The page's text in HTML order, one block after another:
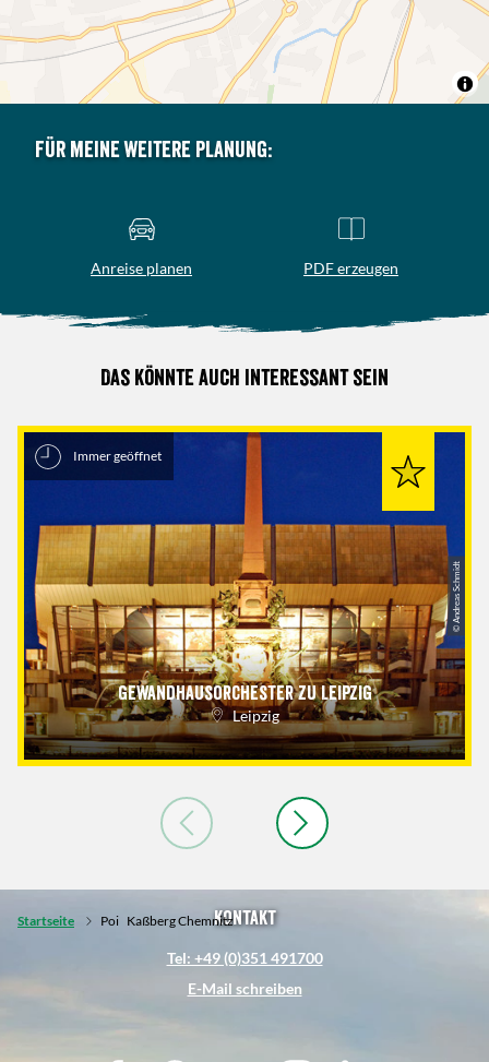
Für meine weitere Planung:
Anreise planen PDF erzeugen
Das könnte auch interessant sein
Immer geöffnet
Gewandhausorchester zu Leipzig
Leipzig
© Andreas Schmidt
Startseite Poi Kaßberg ChemnitzKontakt
Tel: +49 (0)351 491700
E-Mail schreiben